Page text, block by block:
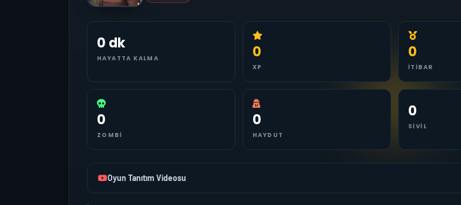
0 dk
HAYATTA KALMA 0
XP
0
İTIBAR
0
ZOMBI
0
HAYDUT
0
SIVIL
Oyun Tanıtım Videosu